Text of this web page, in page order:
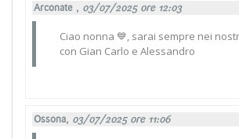
Arconate , 03/07/2025 ore 12:03
Ciao nonna 💙, sarai sempre nei
con Gian Carlo e Alessandro
Ossona, 03/07/2025 ore 11:06